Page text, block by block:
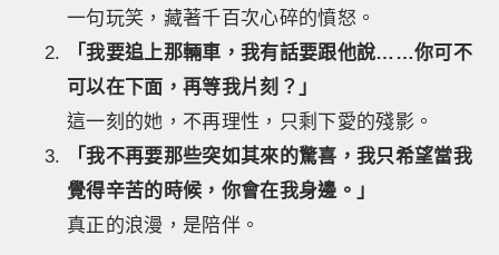
一句玩笑，藏著千百次心碎的憤怒。
「我要追上那輛車，我有話要跟他說……你可不
可以在下面，再等我片刻？」
這一刻的她，不再理性，只剩下愛的殘影。
「我不再要那些突如其來的驚喜，我只希望當我
覺得辛苦的時候，你會在我身邊。」
真正的浪漫，是陪伴。